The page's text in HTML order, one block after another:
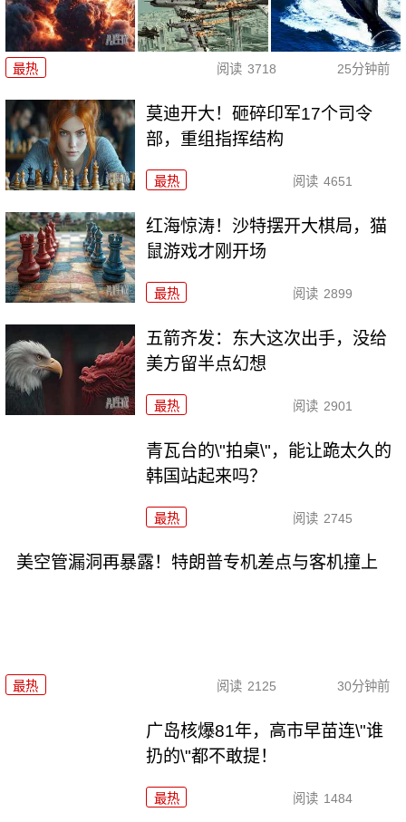
最热 阅读 3718 25分钟前
莫迪开大！砸碎印军17个司令
部，重组指挥结构
最热 阅读 4651
红海惊涛！沙特摆开大棋局，猫
鼠游戏才刚开场
最热 阅读 2899
五箭齐发：东大这次出手，没给
美方留半点幻想
最热 阅读 2901
青瓦台的\"拍桌\"，能让跪太久的
韩国站起来吗？
最热 阅读 2745
美空管漏洞再暴露！特朗普专机差点与客机撞上
最热 阅读 2125 30分钟前
广岛核爆81年，高市早苗连\"谁
扔的\"都不敢提！
最热 阅读 1484